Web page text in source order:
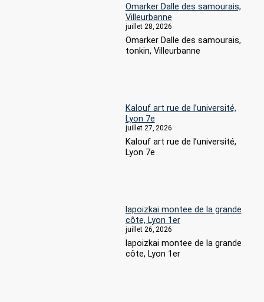
Omarker Dalle des samourais,
Villeurbanne
juillet 28, 2026
Omarker Dalle des samourais,
tonkin, Villeurbanne
Kalouf art rue de l’université,
Lyon 7e
juillet 27, 2026
Kalouf art rue de l’université,
Lyon 7e
lapoizkai montee de la grande
côte, Lyon 1er
juillet 26, 2026
lapoizkai montee de la grande
côte, Lyon 1er